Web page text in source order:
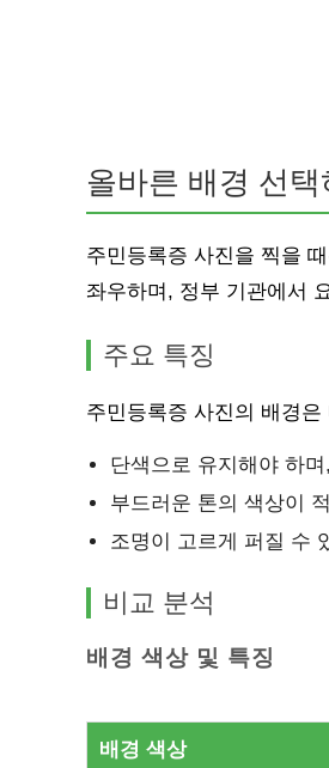
올바른 배경 선택
주민등록증 사진을 찍을
좌우하며, 정부 기관에서
주요 특징
주민등록증 사진의 배경
단색으로 유지해야 하
부드러운 톤의 색상이
조명이 고르게 퍼질 수
비교 분석
배경 색상 및 특징
배경 색상